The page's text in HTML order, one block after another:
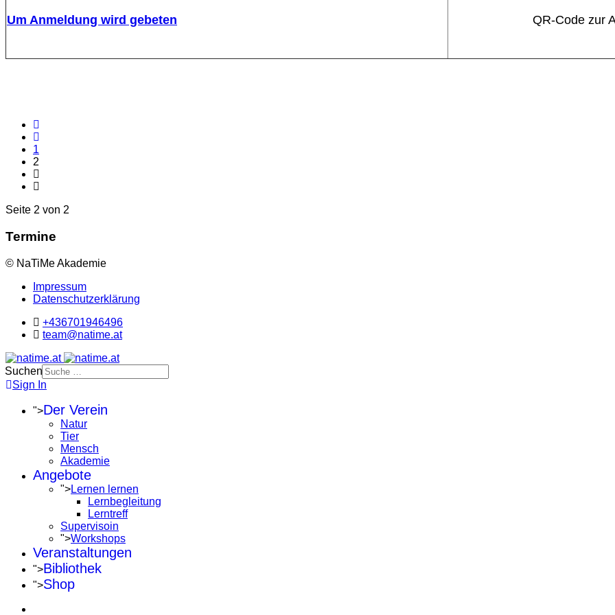
Um Anmeldung wird gebeten QR-Code zur
1
2
Seite 2 von 2
Termine
© NaTiMe Akademie
Impressum
Datenschutzerklärung
+436701946496
team@natime.at
Suchen
Sign In
">Der Verein
Natur
Tier
Mensch
Akademie
Angebote
">Lernen lernen
Lernbegleitung
Lerntreff
Supervisoin
">Workshops
Veranstaltungen
">Bibliothek
">Shop